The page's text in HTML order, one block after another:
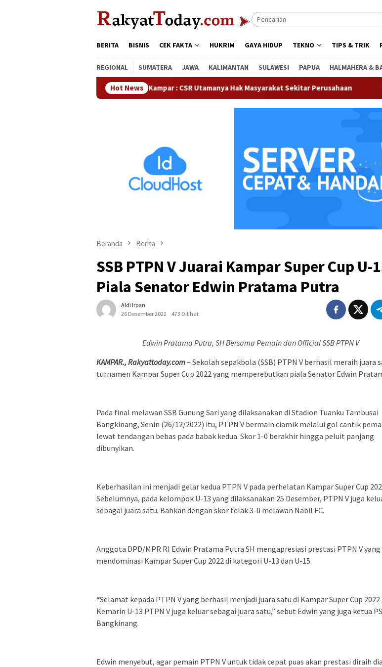
BERITA BISNIS CEK FAKTA HUKRIM GAYA HIDUP TEKNO TIPS & TRIK
REGIONAL SUMATERA JAWA KALIMANTAN SULAWESI PAPUA HALMAHERA &
Hot News
Waka DPRD Kampar : CSR Utamanya Hak Masyarakat Sekitar Perusahaan Hendri Domo :
Beranda Berita
SSB PTPN V Juarai Kampar Super Cup U-
Piala Senator Edwin Pratama Putra
Aldi Irpan
26 Desember 2022
473 Dilihat
Edwin Pratama Putra, SH Bersama Pemain dan Official SSB PTPN V
KAMPAR., Rakyattoday.com– Sekolah sepakbola (SSB) PTPN V berhasil meraih juara
turnamen Kampar Super Cup 2022 yang memperebutkan piala Senator Edwin
Pada final melawan SSB Gunung Sari yang dilaksanakan di Stadion Tuanku Tambusai
Bangkinang, Senin (26/12/2022) itu, PTPN V bermain ciamik melalui gol cantik
lewat tendangan bebas pada babak kedua. Skor 1-0 berakhir hingga peluit panjang
dibunyikan.
Keberhasilan ini menjadi gelar kedua PTPN V pada perhelatan Kampar Super Cup
Sebelumnya, pada kelompok U-13 yang dilaksanakan 25 Desember, PTPN V juga
sebagai juara satu. Bahkan dengan skor telak 3-0 melawan Nabil FC.
Anggota DPD/MPR RI Edwin Pratama Putra SH mengapresiasi prestasi PTPN V yang
mendominasi Kampar Super Cup 2022 di kategori U-13 dan U-15.
“Selamat kepada PTPN V yang berhasil menjadi juara satu di Kampar Super Cup 2022
Kemarin U-13 PTPN V juga keluar sebagai juara satu,” sebut Edwin yang juga ketua
Bangkinang.
Edwin menyebut, agar pemain PTPN V untuk tidak cepat puas akan prestasi diraih